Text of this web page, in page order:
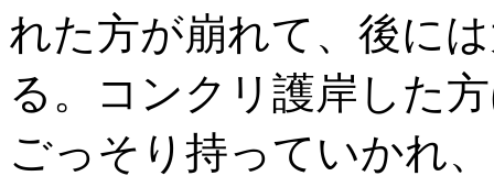
れた方が崩れて、後に
る。コンクリ護岸した
ごっそり持っていかれ